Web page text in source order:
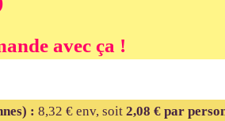
avec ça !
: 8,32 € env, soit 2,08 € par